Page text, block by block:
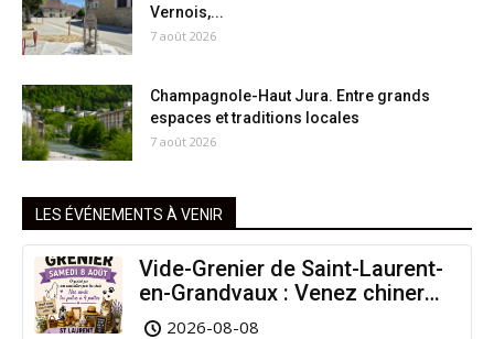
Vernois,...
7 août 2026
Champagnole-Haut Jura. Entre grands
espaces et traditions locales
7 août 2026
LES ÉVÉNEMENTS À VENIR
Vide-Grenier de Saint-Laurent-
en-Grandvaux : Venez chiner
pour la bonne cause !
2026-08-08